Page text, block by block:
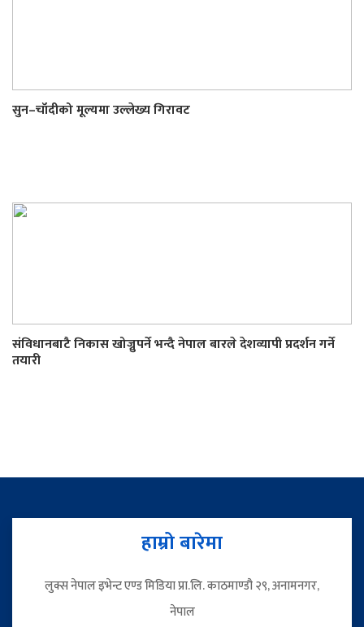
सुन–चाँदीको मूल्यमा उल्लेख्य गिरावट
संविधानबाटै निकास खोज्नुपर्ने भन्दै नेपाल बारले देशव्यापी प्रदर्शन गर्ने
तयारी
हाम्रो बारेमा
लुक्स नेपाल इभेन्ट एण्ड मिडिया प्रा.लि. काठमाण्डौ २९, अनामनगर,
नेपाल